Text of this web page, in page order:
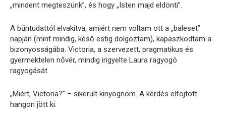
„mindent megteszünk”, és hogy „Isten majd eldönti”.
A bűntudattól elvakítva, amiért nem voltam ott a „baleset”
napján (mint mindig, késő estig dolgoztam), kapaszkodtam a
bizonyosságába. Victoria, a szervezett, pragmatikus és
gyermektelen nővér, mindig irigyelte Laura ragyogó
ragyogását.
„Miért, Victoria?” – sikerült kinyögnöm. A kérdés elfojtott
hangon jött ki.